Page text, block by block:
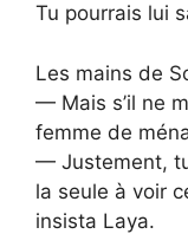
Tu pourrais lui
Les mains de
— Mais s’il ne
femme de
— Justement,
la seule à voir
insista Laya.